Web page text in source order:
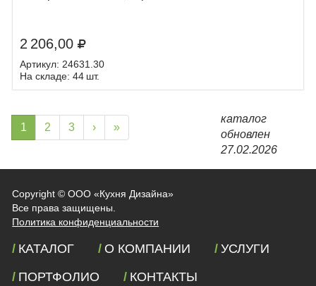
2 206,00
Артикул: 24631.30
На складе: 44 шт.
1 2 3 › »
каталог
обновлен
27.02.2026
Copyright ©ООО «Кухня Дизайна»
Все права защищены.
Политика конфиденциальности
КАТАЛОГ О КОМПАНИИ
УСЛУГИ
ПОРТФОЛИО
КОНТАКТЫ